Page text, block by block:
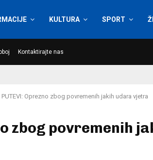
KULTURA SPORT
Kontaktirajte nas
PUTEVI: Oprezno zbog povremenih jakih udara vjetra
zbog povremenih